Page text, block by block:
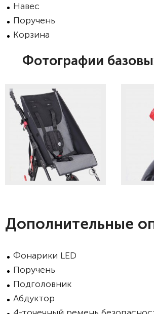
Навес
Поручень
Корзина
Фотографии
Дополнительные
Фонарики LED
Поручень
Подголовник
Абдуктор